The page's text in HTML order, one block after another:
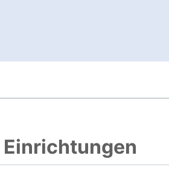
Link, öffnet neues